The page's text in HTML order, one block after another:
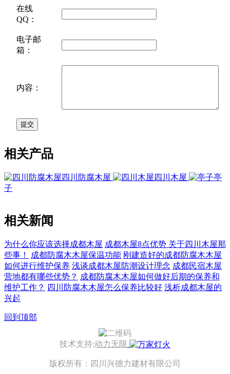
在线
QQ：
电子邮
箱：
内容：
相关产品
四川防腐木屋 四川木屋
亭
子
相关新闻
为什么你应该选择成都木屋 成都木屋8点优势 关于四川木屋那
些事！
成都防腐木木屋保温功能 刚建造好的成都防腐木木屋
如何进行维护保养 浅谈成都木屋防潮设计理念 成都民宿木屋
营地都有哪些优势？ 成都防腐木木屋如何做好后期的保养和
维护工作？
四川防腐木木屋怎么保养比较好 浅析成都木屋的
兴起
回到顶部
技术支持:动力无限
版权所有：四川兴德力建材有限公司